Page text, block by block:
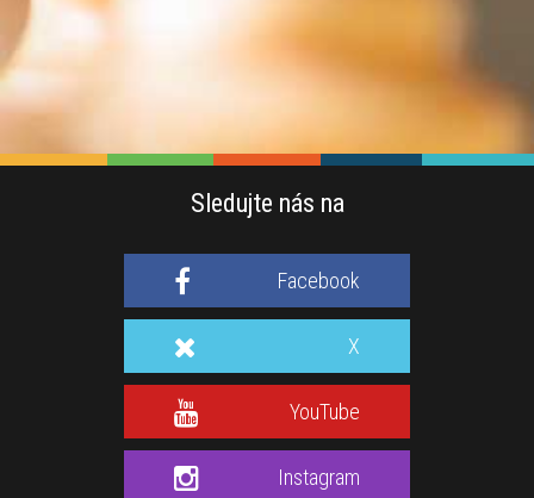
Sledujte nás na
Facebook
X
YouTube
Instagram